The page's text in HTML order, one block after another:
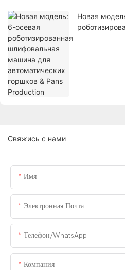
Новая
Свяжись с нами
Имя
Электронная Почта
Телефон/WhatsApp
Компания